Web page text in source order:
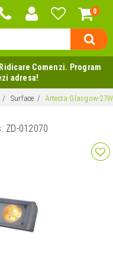
0
Comenzi. Program
adresa!
Surface Artecta Glasgow-
ZD-012070